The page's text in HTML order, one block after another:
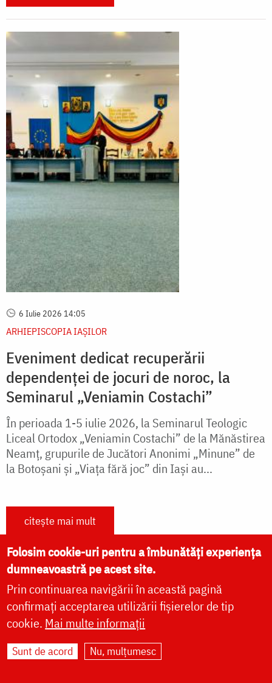
6 Iulie 2026 14:05
ARHIEPISCOPIA IAŞILOR
Eveniment dedicat recuperării
dependenței de jocuri de noroc, la
Seminarul „Veniamin Costachi”
În perioada 1-5 iulie 2026, la Seminarul Teologic
Liceal Ortodox „Veniamin Costachi” de la Mănăstirea
Neamț, grupurile de Jucători Anonimi „Minune” de
la Botoșani și „Viața fără joc” din Iași au...
citește mai mult
Folosim cookie-uri pentru a îmbunătăți experiența
dumneavoastră pe acest site.
Prin continuarea navigării în această pagină
confirmați acceptarea utilizării fișierelor de tip
cookie. Mai multe informații
Sunt de acord Nu, mulțumesc